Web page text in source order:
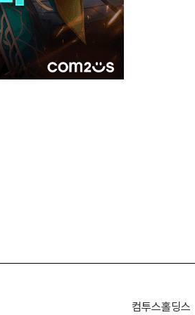
컴투스홀딩스